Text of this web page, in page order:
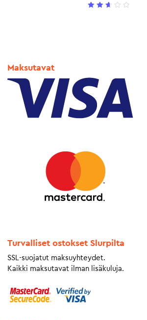
Maksutavat
Turvalliset ostokset Slurpilta
SSL-suojatut maksuyhteydet.
Kaikki maksutavat ilman lisäkuluja.